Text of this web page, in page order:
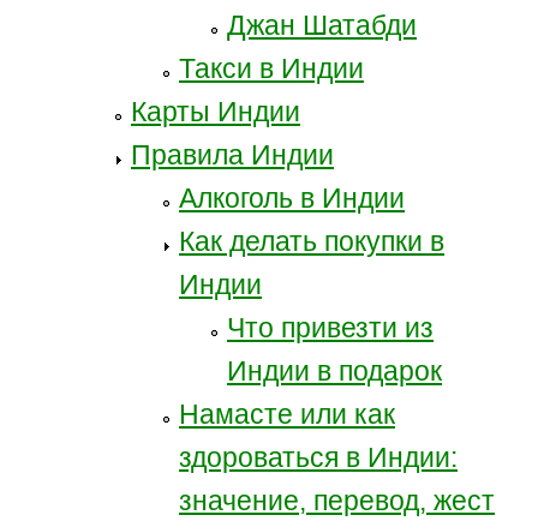
Джан Шатабди
Такси в Индии
Карты Индии
Правила Индии
Алкоголь в Индии
Как делать покупки в
Индии
Что привезти из
Индии в подарок
Намасте или как
здороваться в Индии:
значение, перевод, жест